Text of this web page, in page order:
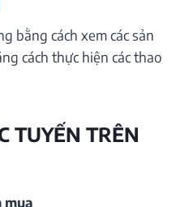
bằng cách xem các sản
cách thực hiện các thao
TUYẾN TRÊN
mua